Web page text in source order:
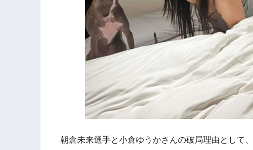
朝倉未来選手と小倉ゆうかさんの破局理由として、